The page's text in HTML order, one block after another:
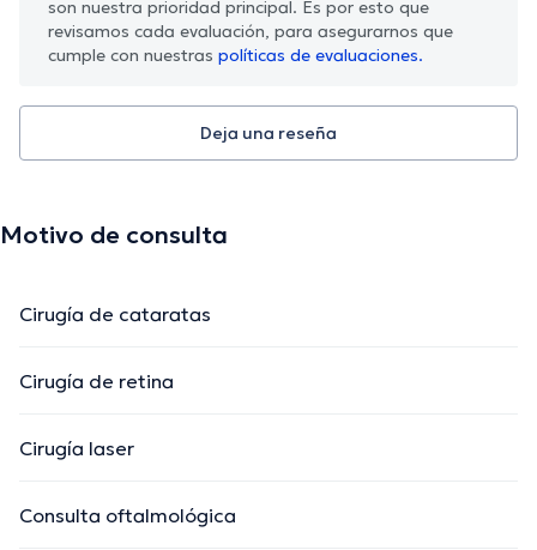
son nuestra prioridad principal. Es por esto que
revisamos cada evaluación, para asegurarnos que
cumple con nuestras políticas de evaluaciones.
Deja una reseña
Motivo de consulta
Cirugía de cataratas
Cirugía de retina
Cirugía laser
Consulta oftalmológica